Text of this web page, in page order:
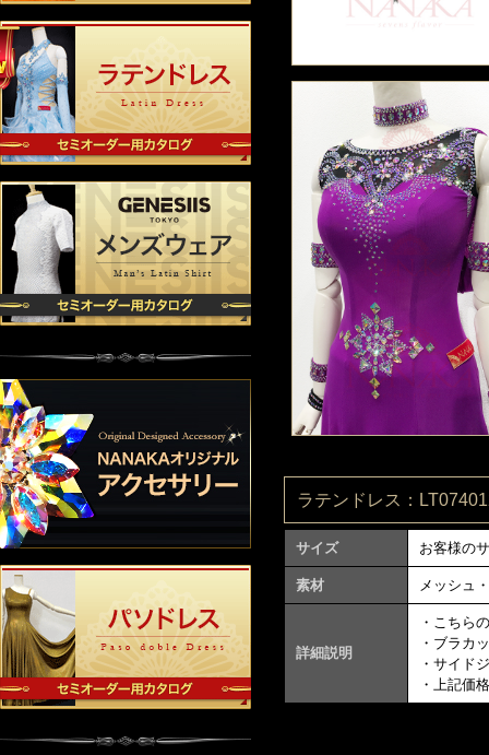
ラテンドレス：
サイズ お客様の
素材 メッシュ
詳細説明
・こちら
・ブラカ
・サイド
・上記価